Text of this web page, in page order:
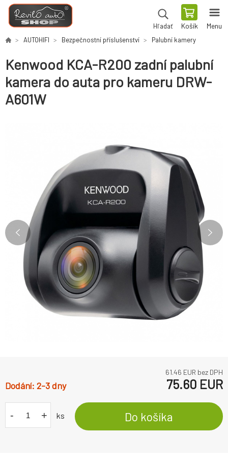
Hľadať Košík Menu
AUTOHIFI Bezpečnostní příslušenství Palubní kamery
Kenwood KCA-R200 zadní palubní
kamera do auta pro kameru DRW-
A601W
61.46 EUR bez DPH
2-3 dny 75.60 EUR
- + ks Do košíka